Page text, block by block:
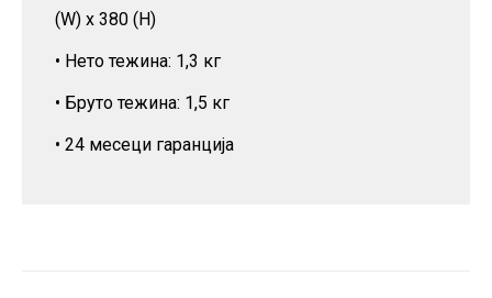
(W) x 380 (H)
• Нето тежина: 1,3 кг
• Бруто тежина: 1,5 кг
• 24 месеци гаранција